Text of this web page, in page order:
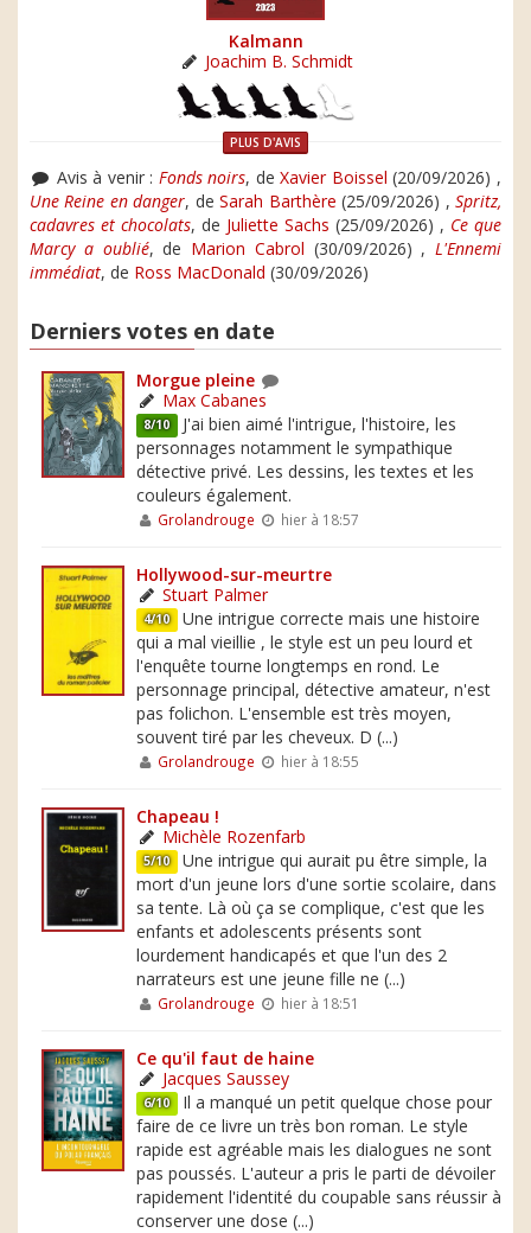
Kalmann
Joachim B. Schmidt
PLUS D'AVIS
Avis à venir : Fonds noirs, deXavier Boissel (20/09/2026) ,
Une Reine en danger, deSarah Barthère (25/09/2026) ,Spritz,
cadavres et chocolats, de Juliette Sachs (25/09/2026) , Ce que
Marcy a oublié, de Marion Cabrol (30/09/2026) , L'Ennemi
immédiat, de Ross MacDonald (30/09/2026)
Derniers votes en date
Morgue pleine
Max Cabanes
8/10 J'ai bien aimé l'intrigue, l'histoire, les
personnages notamment le sympathique
détective privé. Les dessins, les textes et les
couleurs également.
Grolandrouge hier à 18:57
Hollywood-sur-meurtre
Stuart Palmer
4/10 Une intrigue correcte mais une histoire
qui a mal vieillie , le style est un peu lourd et
l'enquête tourne longtemps en rond. Le
personnage principal, détective amateur, n'est
pas folichon. L'ensemble est très moyen,
souvent tiré par les cheveux. D (...)
Grolandrouge hier à 18:55
Chapeau !
Michèle Rozenfarb
5/10 Une intrigue qui aurait pu être simple, la
mort d'un jeune lors d'une sortie scolaire, dans
sa tente. Là où ça se complique, c'est que les
enfants et adolescents présents sont
lourdement handicapés et que l'un des 2
narrateurs est une jeune fille ne (...)
Grolandrouge hier à 18:51
Ce qu'il faut de haine
Jacques Saussey
6/10 Il a manqué un petit quelque chose pour
faire de ce livre un très bon roman. Le style
rapide est agréable mais les dialogues ne sont
pas poussés. L'auteur a pris le parti de dévoiler
rapidement l'identité du coupable sans réussir à
conserver une dose (...)